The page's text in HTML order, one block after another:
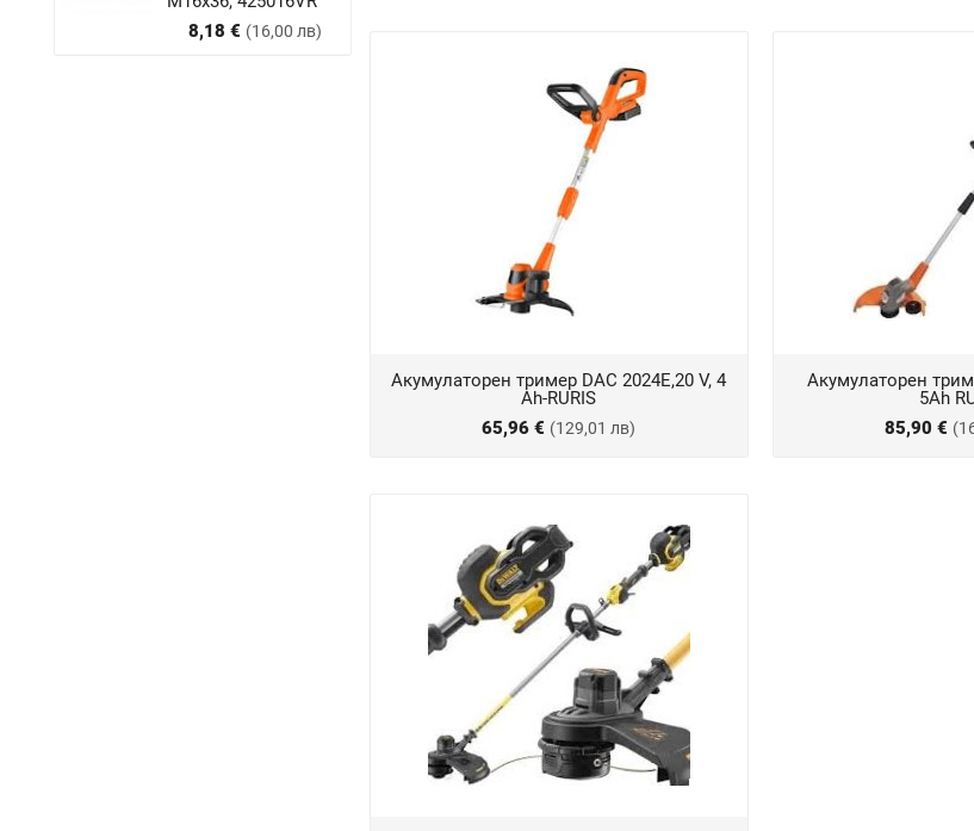
8,18 € (16,00 лв)
Цена
Акумулаторен тример DAC 2024E,20 V, 4
Ah-RURIS
65,96 € (129,01 лв)
Акумулаторен
5Ah
85,90 €